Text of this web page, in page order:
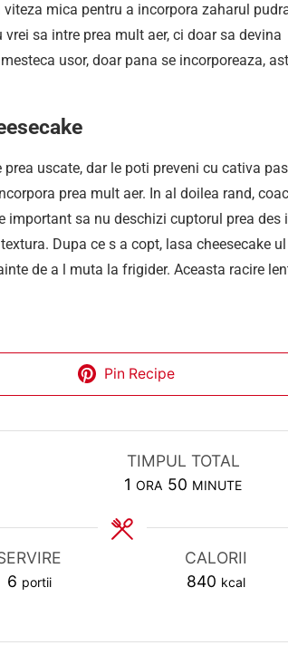
mica pentru a incorpora zaharul
sa intre prea mult aer, ci doar sa devina
usor, doar pana se incorporeaza,
uscate, dar le poti preveni cu cativa
prea mult aer. In al doilea rand,
important sa nu deschizi cuptorul prea des
Dupa ce s a copt, lasa cheesecake
de a l muta la frigider. Aceasta racire
Pin Recipe
TIMPUL TOTAL
1 HOUR
ORA 50 MINUTES
MINUTE
6 portii
CALORII
840 kcal